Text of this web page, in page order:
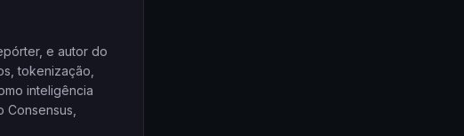
e autor do
tokenização,
inteligência